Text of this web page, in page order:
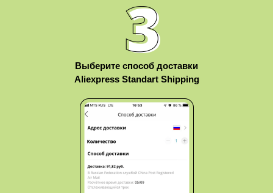
Выберите способ доставки
Aliexpress Standart Shipping